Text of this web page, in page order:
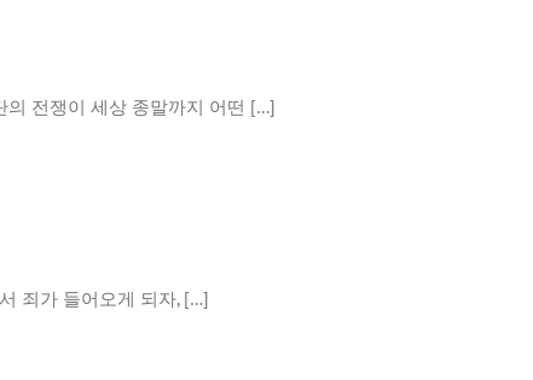
의 전쟁이 세상 종말까지 어떤 […]
죄가 들어오게 되자, […]